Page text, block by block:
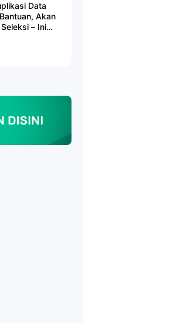
Data
Akan
– Ini